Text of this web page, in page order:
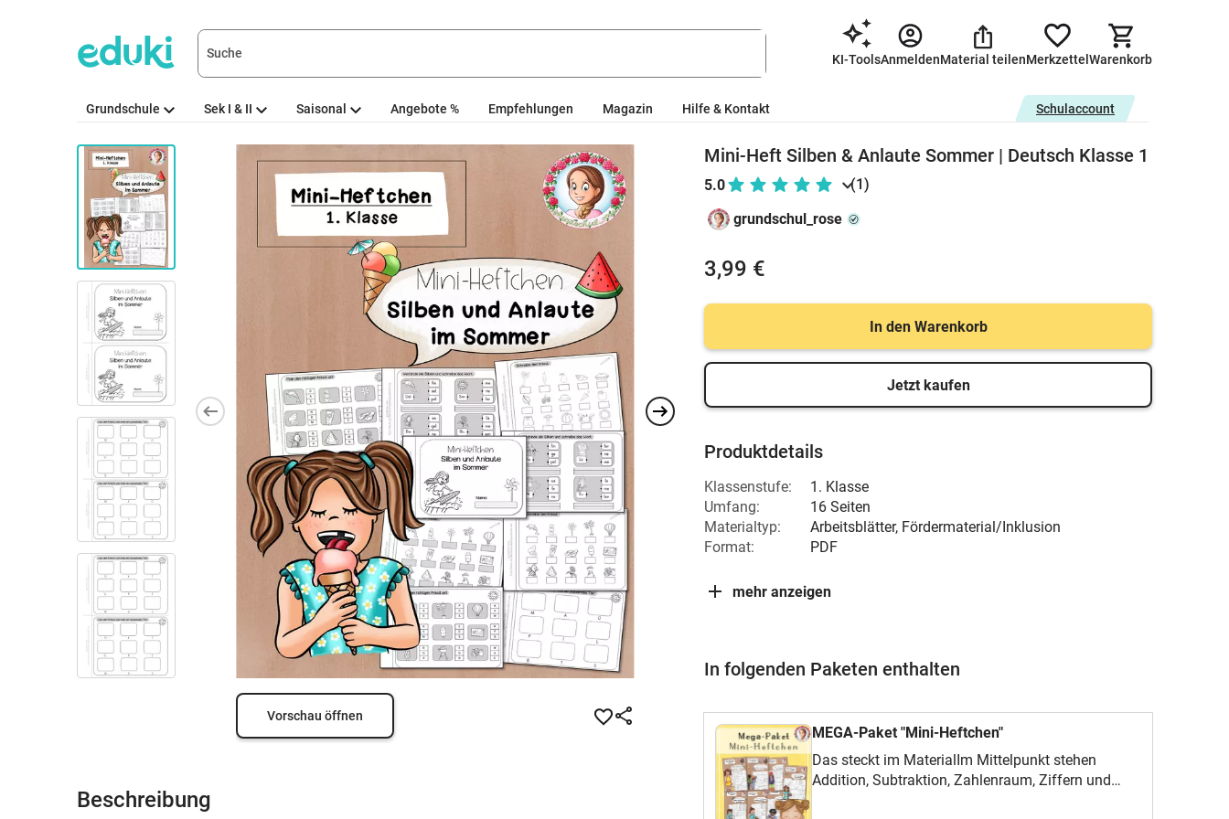
KI-ToolsAnmeldenMaterial teilenMerkzettel Warenkorb
Grundschule Sek I & II Saisonal Angebote % Empfehlungen Magazin Hilfe & Kontakt Schulaccount
Vorschau öffnen
Beschreibung
Mini-Heft Silben & Anlaute Sommer | Deutsch Klasse 1
5.0
(1)
grundschul_rose
3,99 €
In den Warenkorb
Jetzt kaufen
Produktdetails
Klassenstufe:
1. Klasse
Umfang:
16 Seiten
Materialtyp:
Arbeitsblätter, Fördermaterial/Inklusion
Format:
PDF
mehr anzeigen
In folgenden Paketen enthalten
MEGA-Paket "Mini-Heftchen"
Das steckt im MaterialIm Mittelpunkt stehen
Addition, Subtraktion, Zahlenraum, Ziffern und